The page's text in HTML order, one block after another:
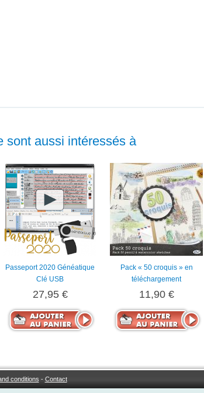
sont aussi intéressés à
Passeport 2020 Généatique
Clé USB
27,95 €
Pack « 50 croquis » en
téléchargement
11,90 €
conditions - Contact